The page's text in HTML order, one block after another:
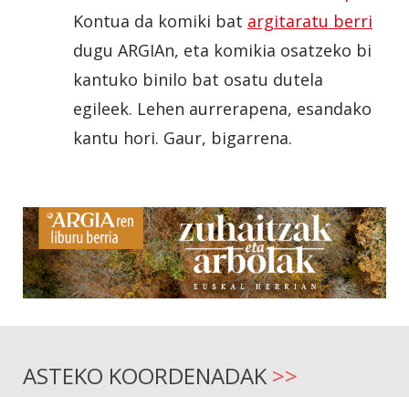
Kontua da komiki bat argitaratu berri
dugu ARGIAn, eta komikia osatzeko bi
kantuko binilo bat osatu dutela
egileek. Lehen aurrerapena, esandako
kantu hori. Gaur, bigarrena.
ASTEKO KOORDENADAK >>